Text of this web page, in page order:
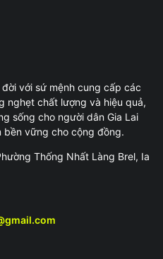
với sứ mệnh cung cấp các
nghẹt chất lượng và hiệu quả,
sống cho người dân Gia Lai
vững cho cộng đồng.
Thống Nhất Làng Brel, Ia